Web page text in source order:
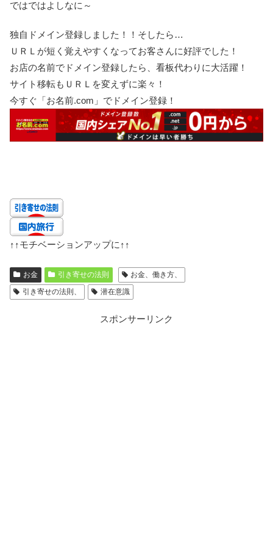
ではではよしなに～
独自ドメイン登録しました！！そしたら…
ＵＲＬが短く覚えやすくなってお客さんに好評でした！
お店の名前でドメイン登録したら、看板代わりに大活躍！
サイト移転もＵＲＬを変えずに楽々！
今すぐ「お名前.com」でドメイン登録！
↑↑モチベーションアップに ↑↑
お金 引き寄せの法則
お金、働き方、
引き寄せの法則、
潜在意識
スポンサーリンク